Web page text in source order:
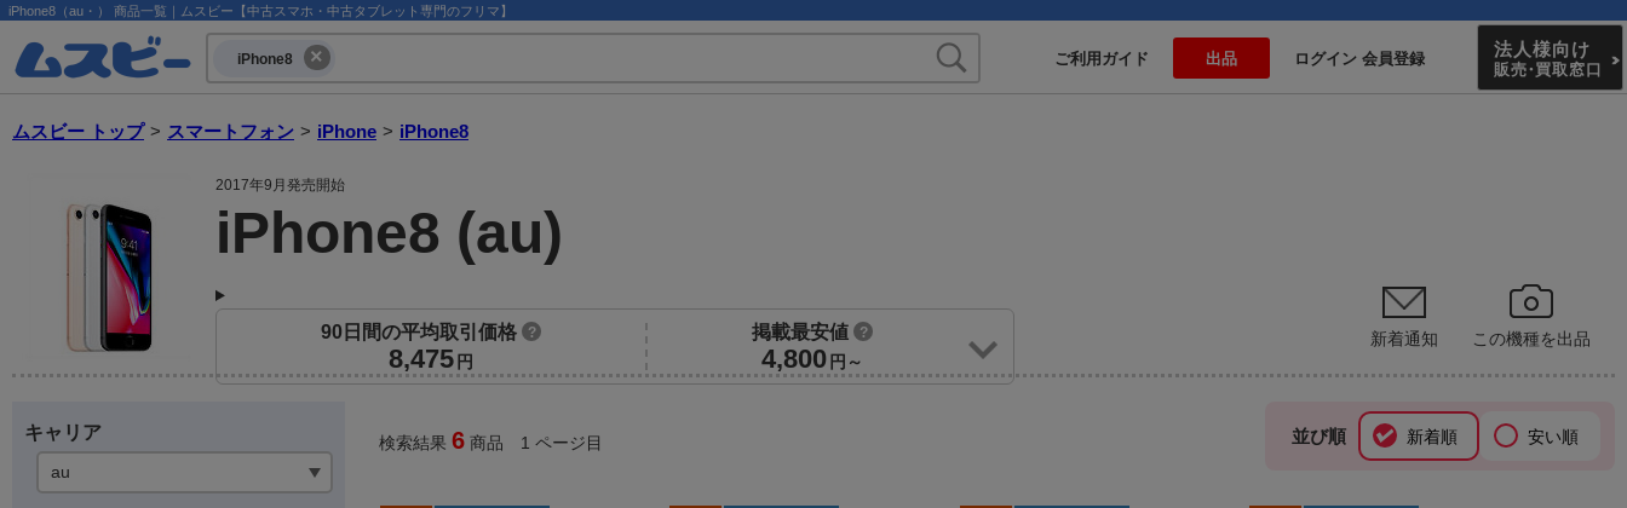
iPhone8（au・） 商品一覧｜ムスビー【中古スマホ・中古タブレット専門のフリマ】
iPhone8 ご利用ガイド 出品 ログイン 会員登録 法人様向け
販売・買取窓口
ムスビー トップ > スマートフォン > iPhone > iPhone8
2017年9月発売開始
iPhone8 (au)
90日間の平均取引価格 ?
8,475 円
掲載最安値 ?
4,800 円～
新着通知 この機種を出品
キャリア 検索結果 6 商品 1 ページ目 並び順 新着順 安い順